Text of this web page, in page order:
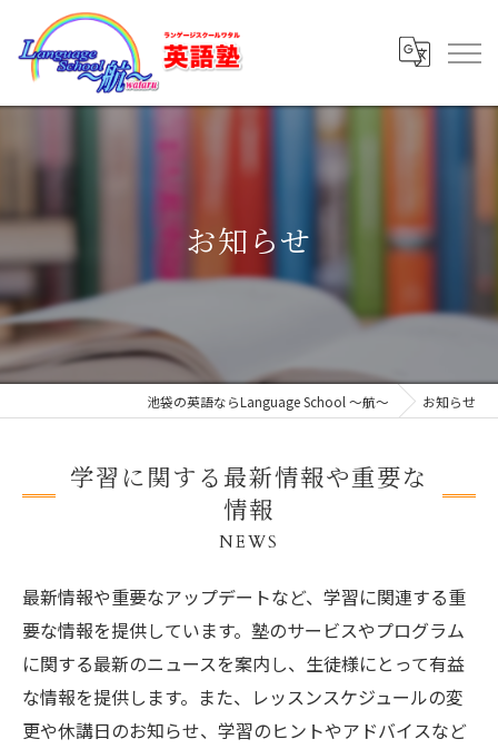
お知らせ
池袋の英語ならLanguage School ～航～ お知らせ
学習に関する最新情報や重要な
情報
NEWS
最新情報や重要なアップデートなど、学習に関連する重
要な情報を提供しています。塾のサービスやプログラム
に関する最新のニュースを案内し、生徒様にとって有益
な情報を提供します。また、レッスンスケジュールの変
更や休講日のお知らせ、学習のヒントやアドバイスなど